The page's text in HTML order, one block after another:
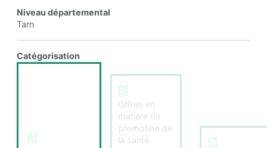
Niveau départemental
Tarn
Catégorisation
A1
B1
Offres en
matière de
promotion de
la santé
C1